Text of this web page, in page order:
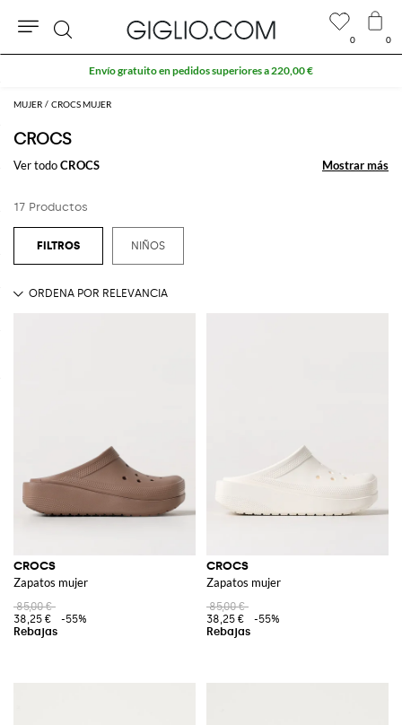
MUJER CROCS MUJER
CROCS
Ver todoCROCS Mostrar más
Mostrar más
17 Productos
NIÑOS
CROCS
Zapatos mujer
85,00 €
38,25 €
-55%
CROCS
Zapatos mujer
85,00 €
38,25 €
-55%
0 0
Buscar
Envío gratuito en pedidos superiores a 220,00 €